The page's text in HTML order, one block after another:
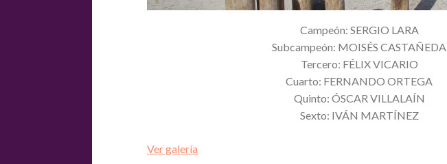
Campeón: SERGIO LARA
Subcampeón: MOISÉS CASTAÑEDA
Tercero: FÉLIX VICARIO
Cuarto: FERNANDO ORTEGA
Quinto: ÓSCAR VILLALAÍN
Sexto: IVÁN MARTÍNEZ
Ver galería